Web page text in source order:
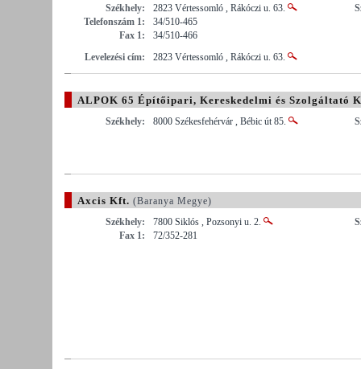
Székhely:
2823 Vértessomló , Rákóczi u. 63.
Telefonszám 1:
34/510-465
Fax 1:
34/510-466
Levelezési cím:
2823 Vértessomló , Rákóczi u. 63.
ALPOK 65 Építőipari, Kereskedelmi és Szolgáltató
Székhely: 8000 Székesfehérvár , Bébic út 85.
Axcis Kft. (Baranya Megye)
Székhely:
7800 Siklós , Pozsonyi u. 2.
Fax 1:
72/352-281